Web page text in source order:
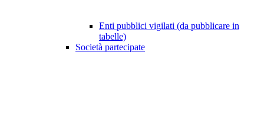
Enti pubblici vigilati (da pubblicare in
tabelle)
Società partecipate